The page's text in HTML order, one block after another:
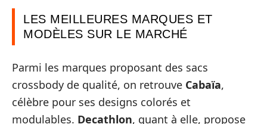
LES MEILLEURES MARQUES ET
MODÈLES SUR LE MARCHÉ
Parmi les marques proposant des sacs
crossbody de qualité, on retrouve Cabaïa,
célèbre pour ses designs colorés et
modulables. Decathlon, quant à elle, propose